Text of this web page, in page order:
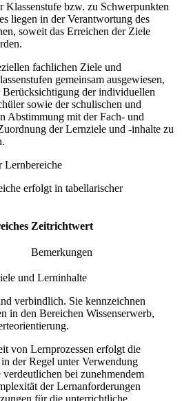
Klassenstufe bzw. zu Schwerpunkten
liegen in der Verantwortung des
soweit das Erreichen der Ziele
fachlichen Ziele und
gemeinsam ausgewiesen,
Berücksichtigung der individuellen
sowie der schulischen und
Abstimmung mit der Fach- und
der Lernziele und -inhalte zu
Lernbereiche
erfolgt in tabellarischer
Zeitrichtwert
Bemerkungen
und Lerninhalte
verbindlich. Sie kennzeichnen
in den Bereichen Wissenserwerb,
von Lernprozessen erfolgt die
der Regel unter Verwendung
bei zunehmendem
der Lernanforderungen